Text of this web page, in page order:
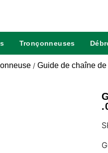
Tronçonneuses
/ Guide de chaîne